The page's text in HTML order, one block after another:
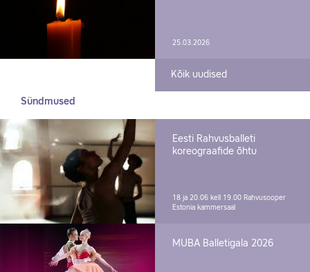
25.03.2026
Kõik uudised
Sündmused
Eesti Rahvusballeti
koreograafide õhtu
18 ja 20.06 kell 19.00 Rahvusooper
Estonia kammersaal
MUBA Balletigala 2026